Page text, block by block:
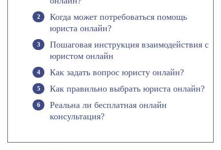
Когда может потребоваться помощь
юриста онлайн?
Пошаговая инструкция взаимодействия с
юристом онлайн
Как задать вопрос юристу онлайн?
Как правильно выбрать юриста онлайн?
Реальна ли бесплатная онлайн
консультация?